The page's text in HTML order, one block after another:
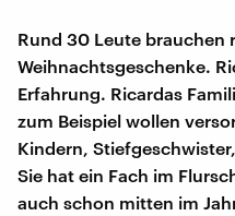
Rund 30 Leute brauchen
Weihnachtsgeschenke.
Erfahrung. Ricardas
zum Beispiel wollen
Kindern,
Sie hat ein Fach im
auch schon mitten im